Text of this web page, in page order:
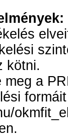
kötni.
a
formáit